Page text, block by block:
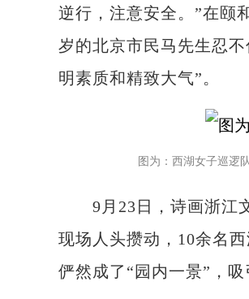
逆行，注意安全。”在颐
岁的北京市民马先生忍
明素质和精致大气”。
图为：西湖女子巡逻
9月23日，诗画浙江文
现场人头攒动，10余名
俨然成了“园内一景”，